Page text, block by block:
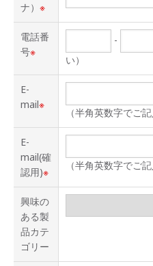
ナ） ※
電話番
号※
-
い）
E-
mail※
（半角英数字でご記
E-
mail(確
認用)※
（半角英数字でご記
興味の
ある製
品カテ
ゴリー